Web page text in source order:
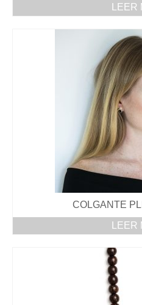
LEER
COLGANTE
LEER